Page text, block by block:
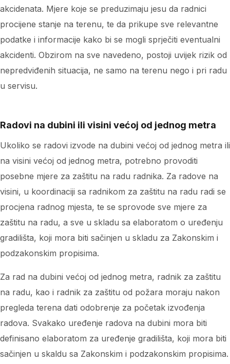
akcidenata. Mjere koje se preduzimaju jesu da radnici
procijene stanje na terenu, te da prikupe sve relevantne
podatke i informacije kako bi se mogli sprječiti eventualni
akcidenti. Obzirom na sve navedeno, postoji uvijek rizik od
nepredviđenih situacija, ne samo na terenu nego i pri radu
u servisu.
Radovi na dubini ili visini većoj od jednog metra
Ukoliko se radovi izvode na dubini većoj od jednog metra ili
na visini većoj od jednog metra, potrebno provoditi
posebne mjere za zaštitu na radu radnika. Za radove na
visini, u koordinaciji sa radnikom za zaštitu na radu radi se
procjena radnog mjesta, te se sprovode sve mjere za
zaštitu na radu, a sve u skladu sa elaboratom o uređenju
gradilišta, koji mora biti sačinjen u skladu za Zakonskim i
podzakonskim propisima.
Za rad na dubini većoj od jednog metra, radnik za zaštitu
na radu, kao i radnik za zaštitu od požara moraju nakon
pregleda terena dati odobrenje za početak izvođenja
radova. Svakako uređenje radova na dubini mora biti
definisano elaboratom za uređenje gradilišta, koji mora biti
sačinjen u skaldu sa Zakonskim i podzakonskim propisima.